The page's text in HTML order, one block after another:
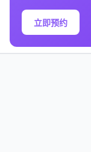
立即预约